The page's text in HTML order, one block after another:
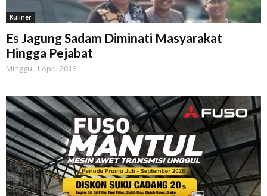
Kuliner
Es Jagung Sadam Diminati Masyarakat
Hingga Pejabat
Minggu, 1 April 2018